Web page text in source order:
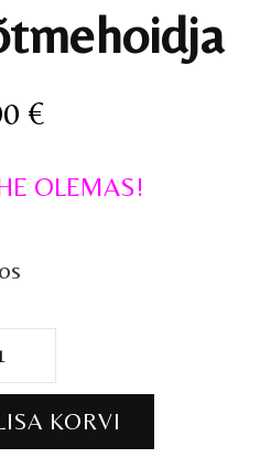
€
OLEMAS!
KORVI